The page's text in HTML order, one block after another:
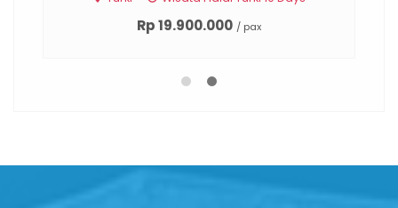
Rp 19.900.000 / pax